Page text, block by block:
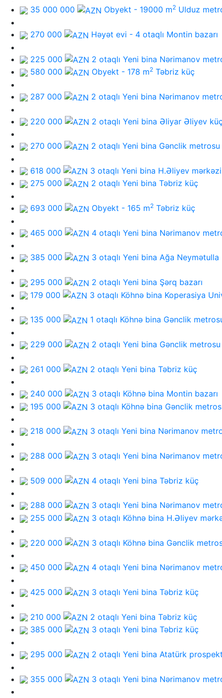
35 000 000 Obyekt - 19000 m2 Ulduz
270 000 Həyət evi - 4 otaqlı Montin bazarı
225 000 2 otaqlı Yeni bina Nərimanov
580 000
Obyekt - 178 m2 Təbriz küç
287 000 2 otaqlı Yeni bina Nərimanov
220 000 2 otaqlı Yeni bina Əliyar Əliyev
270 000 2 otaqlı Yeni bina Gənclik metrosu
618 000 3 otaqlı Yeni bina H.Əliyev mərkəzi
275 000
2 otaqlı Yeni bina Təbriz küç
693 000 Obyekt - 165 m2 Təbriz küç
465 000 4 otaqlı Yeni bina Nərimanov
385 000 3 otaqlı Yeni bina Ağa Neymətulla
295 000 2 otaqlı Yeni bina Şərq bazarı
179 000
3 otaqlı Köhnə bina Koperasiya
135 000 1 otaqlı Köhnə bina Gənclik
229 000 2 otaqlı Yeni bina Gənclik metrosu
261 000 2 otaqlı Yeni bina Təbriz küç
240 000 3 otaqlı Köhnə bina Montin bazarı
195 000
3 otaqlı Köhnə bina Gənclik
218 000 3 otaqlı Yeni bina Nərimanov
288 000 3 otaqlı Yeni bina Nərimanov
509 000 4 otaqlı Yeni bina Təbriz küç
288 000 3 otaqlı Yeni bina Nərimanov
255 000
3 otaqlı Köhnə bina H.Əliyev
220 000 3 otaqlı Köhnə bina Gənclik
450 000 4 otaqlı Yeni bina Nərimanov
425 000 3 otaqlı Yeni bina Təbriz küç
210 000 2 otaqlı Yeni bina Təbriz küç
385 000
3 otaqlı Yeni bina Təbriz küç
295 000 2 otaqlı Yeni bina Atatürk
355 000 3 otaqlı Yeni bina Nərimanov